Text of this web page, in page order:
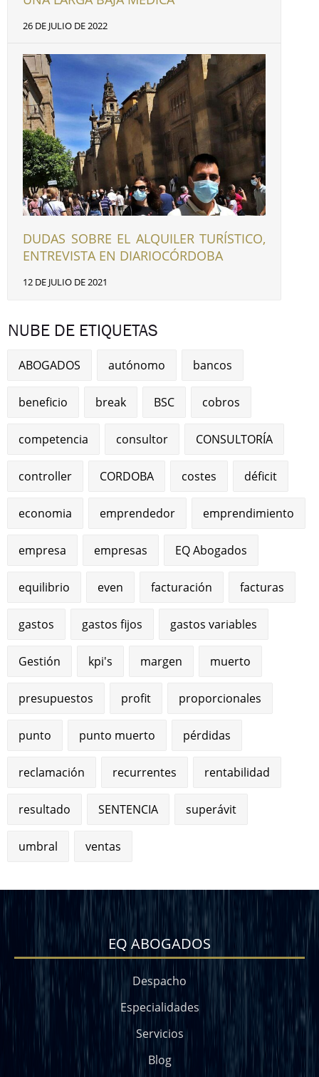
26 DE JULIO DE 2022
DUDAS SOBRE EL ALQUILER TURÍSTICO,
ENTREVISTA EN DIARIOCÓRDOBA
12 DE JULIO DE 2021
NUBE DE ETIQUETAS
ABOGADOS autónomo bancos
beneficio break BSC cobros
competencia consultor CONSULTORÍA
controller CORDOBA costes déficit
economia emprendedor emprendimiento
empresa empresas EQ Abogados
equilibrio even facturación facturas
gastos gastos fijos gastos variables
Gestión kpi's margen muerto
presupuestos profit proporcionales
punto punto muerto pérdidas
reclamación recurrentes rentabilidad
resultado SENTENCIA superávit
umbral ventas
EQ ABOGADOS
Despacho
Especialidades
Servicios
Blog